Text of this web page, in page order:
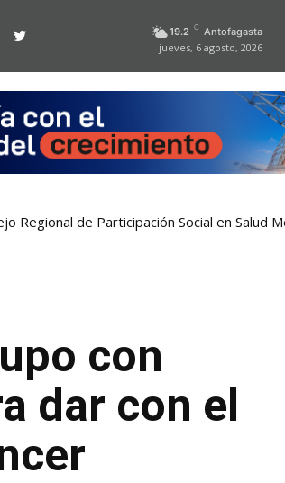
19.2 C Antofagasta
jueves, 6 agosto, 2026
Regional de Participación Social en Salud
con
dar con el